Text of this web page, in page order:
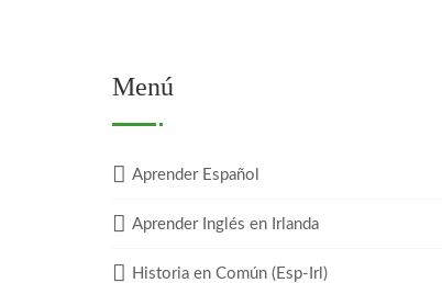
Menú
Aprender Español
Aprender Inglés en Irlanda
Historia en Común (Esp-Irl)